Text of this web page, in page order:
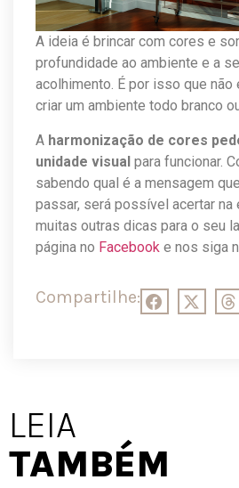
A ideia é brincar com cores e
profundidade ao ambiente e a
acolhimento. É por isso que
criar um ambiente todo branco
A harmonização de cores
unidade visual para funcionar.
sabendo qual é a mensagem
passar, será possível acertar
muitas outras dicas para o seu
página no Facebook e nos siga
Compartilhe:
LEIA
TAMBÉM